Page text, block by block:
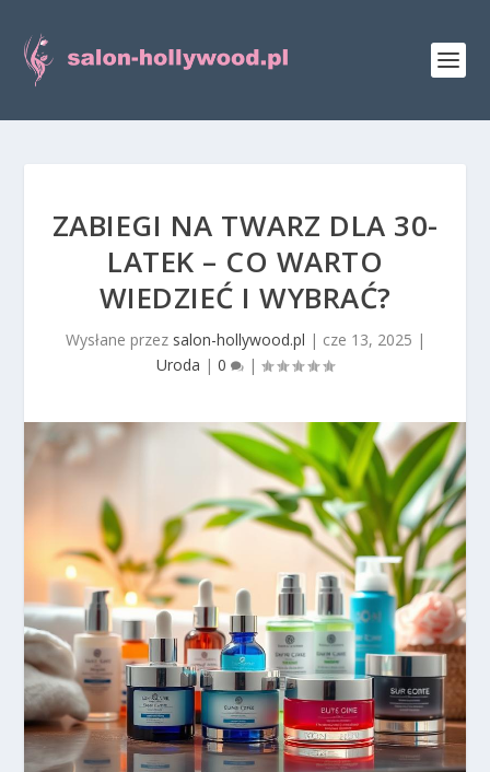
ZABIEGI NA TWARZ DLA 30-
LATEK – CO WARTO
WIEDZIEĆ I WYBRAĆ?
Wysłane przez salon-hollywood.pl | cze 13, 2025 |
Uroda | 0 |